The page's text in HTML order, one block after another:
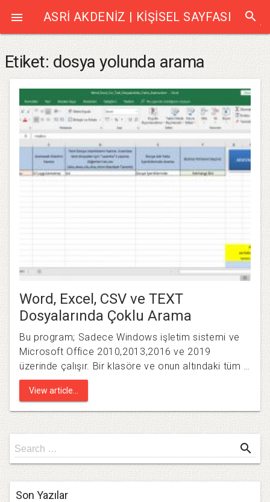
 ASRI AKDENIZ | KIŞISEL SAYFASI search
Etiket:dosya yolunda arama
Word, Excel, CSV ve TEXT
Dosyalarında Çoklu Arama
Bu program; Sadece Windows işletim sistemi ve
Microsoft Office 2010,2013,2016 ve 2019
üzerinde çalışır. Bir klasöre ve onun altındaki tüm …
View article...
Search
for
Search … search
Son Yazılar